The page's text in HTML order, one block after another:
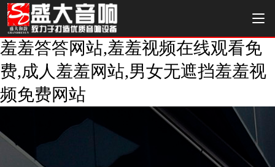
羞羞答答网站,羞羞视频在线观看免
费,成人羞羞网站,男女无遮挡羞羞视
频免费网站